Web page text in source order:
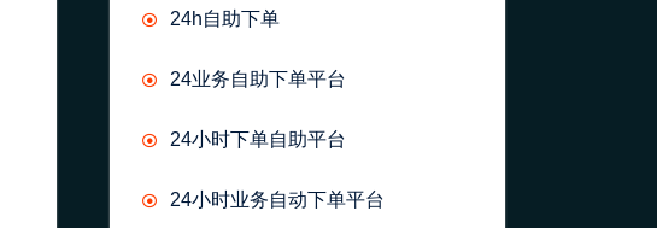
24h自助下单
24业务自助下单平台
24小时下单自助平台
24小时业务自动下单平台